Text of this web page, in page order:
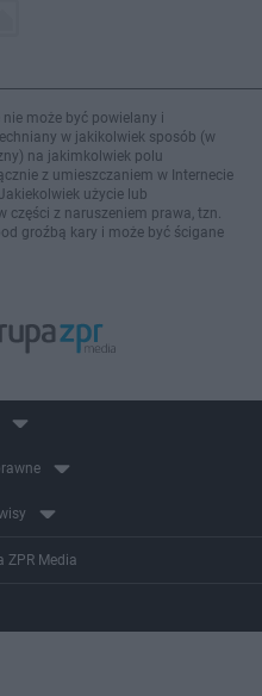
może być powielany i
w jakikolwiek sposób (w
na jakimkolwiek polu
z umieszczaniem w Internecie
użycie lub
części z naruszeniem prawa, tzn.
groźbą kary i może być ścigane
ZPR Media